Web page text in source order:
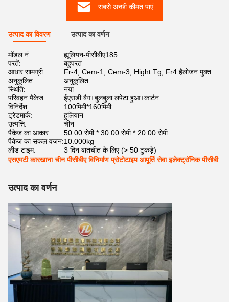
सबसे अच्छी कीमत पाएं
उत्पाद का विवरण उत्पाद का वर्णन
मॉडल नं.:
ह्यूलियन-पीसीबीए185
परतें:
बहुपरत
आधार सामग्री:
Fr-4, Cem-1, Cem-3, Hight Tg, Fr4 हैलोजन मुक्त
अनुकूलित:
अनुकूलित
स्थिति:
नया
परिवहन पैकेज:
ईएसडी बैग+बुलबुला लपेटा हुआ+कार्टन
विनिर्देश:
100मिमी*160मिमी
ट्रेडमार्क:
हुलियान
उत्पत्ति:
चीन
पैकेज का आकार:
50.00 सेमी * 30.00 सेमी * 20.00 सेमी
पैकेज का सकल वजन:10.000kg
लीड टाइम:
3 दिन बातचीत के लिए (> 50 टुकड़े)
एसएमटी कारखाना चीन पीसीबीए विनिर्माण प्रोटोटाइप आपूर्ति सेवा इलेक्ट्रॉनिक पीसीबी
उत्पाद का वर्णन